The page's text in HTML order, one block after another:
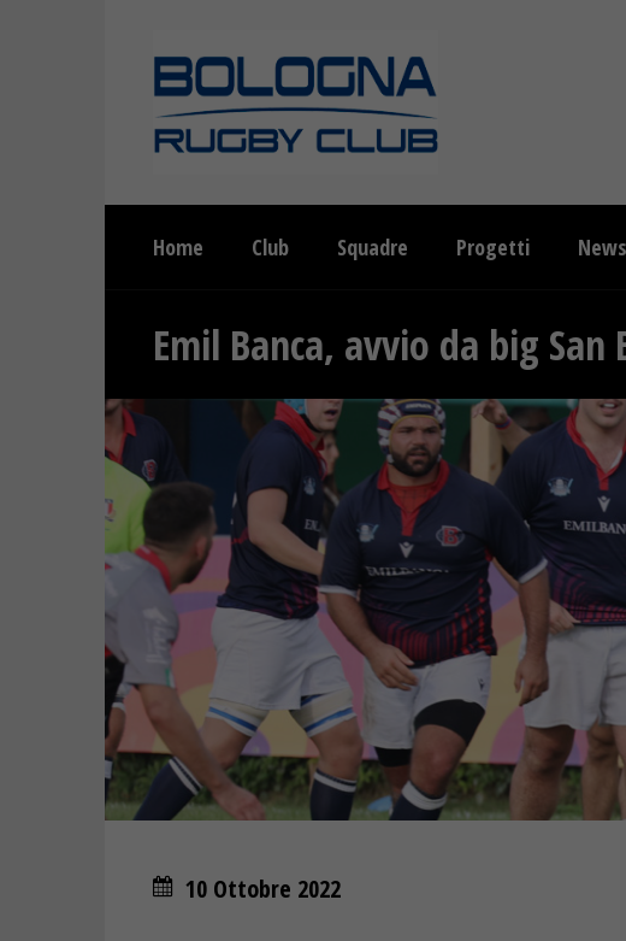
Home Club Squadre Progetti
Emil Banca, avvio da big
10 Ottobre 2022